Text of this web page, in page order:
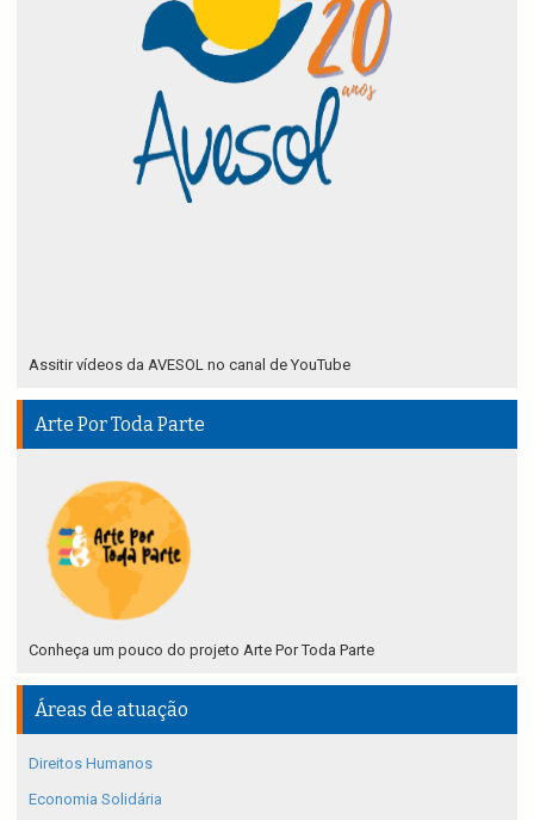
Assitir vídeos da AVESOL no canal de YouTube
Arte Por Toda Parte
Conheça um pouco do projeto Arte Por Toda Parte
Áreas de atuação
Direitos Humanos
Economia Solidária